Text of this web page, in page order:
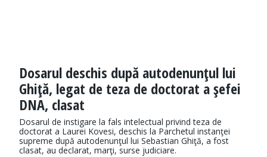
Dosarul deschis după autodenunţul lui
Ghiţă, legat de teza de doctorat a şefei
DNA, clasat
Dosarul de instigare la fals intelectual privind teza de
doctorat a Laurei Kovesi, deschis la Parchetul instanţei
supreme după autodenunţul lui Sebastian Ghiţă, a fost
clasat, au declarat, marţi, surse judiciare.